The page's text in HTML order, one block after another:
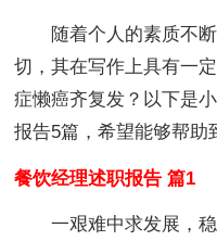
随着个人的素质不
切，其在写作上具有一
症懒癌齐复发？以下是
报告5篇，希望能够帮助
餐饮经理述职报告 篇1
一艰难中求发展，稳